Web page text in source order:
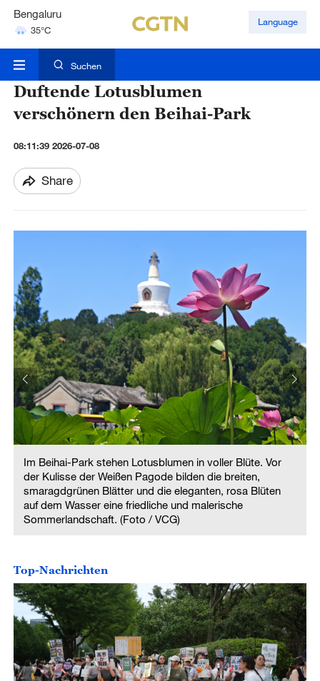
Hyderabad
42°C
Mumbai
Language
Suchen
Duftende Lotusblumen
verschönern den Beihai-Park
08:11:39 2026-07-08
Share
Im Beihai-Park stehen Lotusblumen in voller Blüte. Vor
der Kulisse der Weißen Pagode bilden die breiten,
smaragdgrünen Blätter und die eleganten, rosa Blüten
auf dem Wasser eine friedliche und malerische
Sommerlandschaft. (Foto / VCG)
Top-Nachrichten